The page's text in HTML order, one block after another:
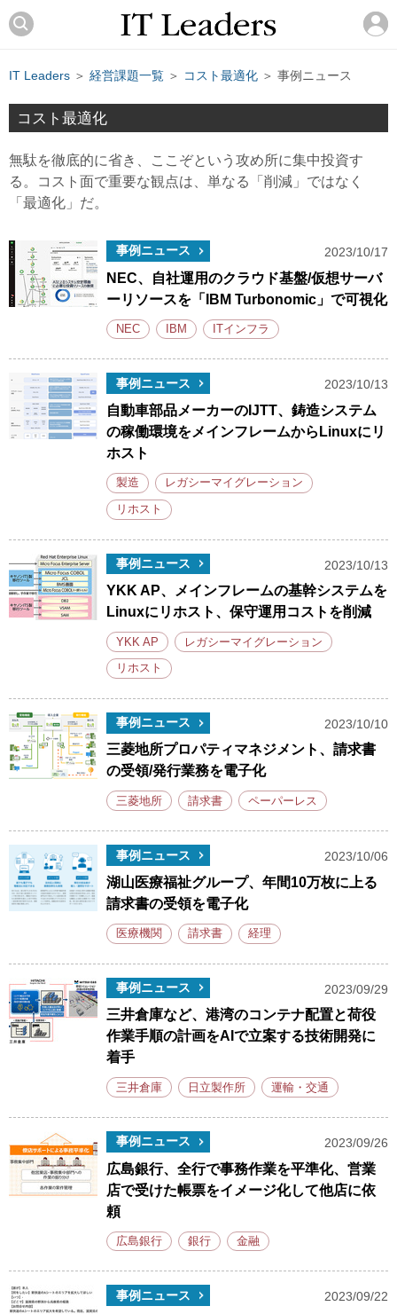
IT Leaders ＞ 経営課題一覧 ＞ コスト最適化 ＞ 事例ニュース
コスト最適化
無駄を徹底的に省き、ここぞという攻め所に集中投資す
る。コスト面で重要な観点は、単なる「削減」ではなく
「最適化」だ。
事例ニュース 2023/10/17
NEC、自社運用のクラウド基盤/仮想サーバ
ーリソースを「IBM Turbonomic」で可視化
NEC IBM ITインフラ
事例ニュース 2023/10/13
自動車部品メーカーのIJTT、鋳造システム
の稼働環境をメインフレームからLinuxにリ
ホスト
製造 レガシーマイグレーション
リホスト
事例ニュース 2023/10/13
YKK AP、メインフレームの基幹システムを
Linuxにリホスト、保守運用コストを削減
YKK AP レガシーマイグレーション
リホスト
事例ニュース 2023/10/10
三菱地所プロパティマネジメント、請求書
の受領/発行業務を電子化
三菱地所 請求書 ペーパーレス
事例ニュース 2023/10/06
湖山医療福祉グループ、年間10万枚に上る
請求書の受領を電子化
医療機関 請求書 経理
事例ニュース 2023/09/29
三井倉庫など、港湾のコンテナ配置と荷役
作業手順の計画をAIで立案する技術開発に
着手
三井倉庫 日立製作所 運輸・交通
事例ニュース 2023/09/26
広島銀行、全行で事務作業を平準化、営業
店で受けた帳票をイメージ化して他店に依
頼
広島銀行 銀行 金融
事例ニュース 2023/09/22